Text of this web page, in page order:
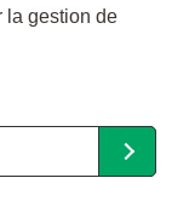
la gestion de